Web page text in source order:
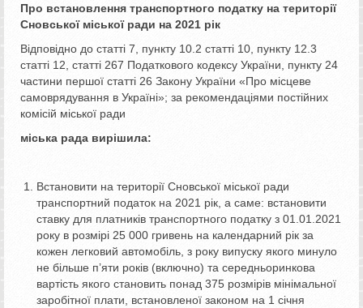
Про встановлення транспортного податку на території
Сновської міської ради на 2021 рік
Відповідно до статті 7, пункту 10.2 статті 10, пункту 12.3
статті 12, статті 267 Податкового кодексу України, пункту 24
частини першої статті 26 Закону України «Про місцеве
самоврядування в Україні»; за рекомендаціями постійних
комісій міської ради
міська рада вирішила:
Встановити на території Сновської міської ради
транспортний податок на 2021 рік, а саме: встановити
ставку для платників транспортного податку з 01.01.2021
року в розмірі 25 000 гривень на календарний рік за
кожен легковий автомобіль, з року випуску якого минуло
не більше п’яти років (включно) та середньоринкова
вартість якого становить понад 375 розмірів мінімальної
заробітної плати, встановленої законом на 1 січня